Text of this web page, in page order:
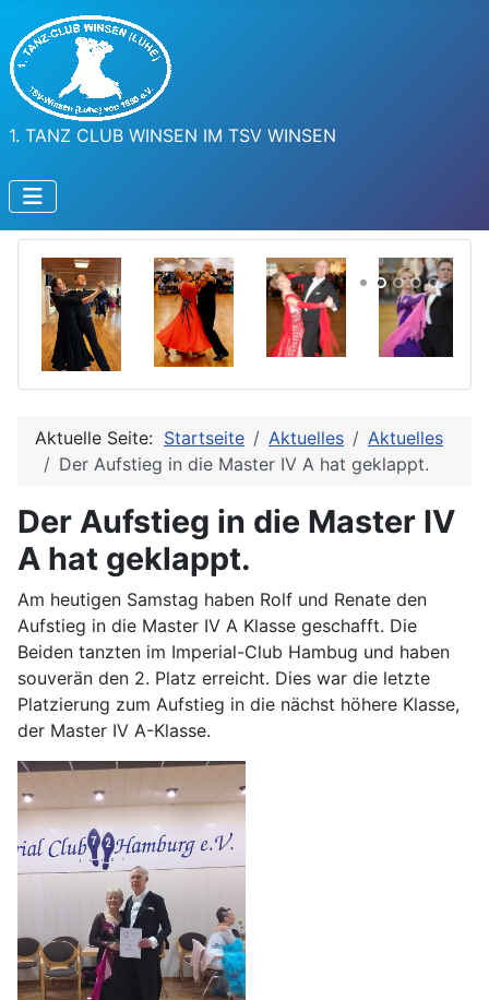
1. TANZ CLUB WINSEN IM TSV WINSEN
Aktuelle Seite: Startseite Aktuelles
Aktuelles
Der Aufstieg in die Master IV A hat geklappt.
Der Aufstieg in die Master IV
A hat geklappt.
Am heutigen Samstag haben Rolf und Renate den
Aufstieg in die Master IV A Klasse geschafft. Die
Beiden tanzten im Imperial-Club Hambug und haben
souverän den 2. Platz erreicht. Dies war die letzte
Platzierung zum Aufstieg in die nächst höhere Klasse,
der Master IV A-Klasse.